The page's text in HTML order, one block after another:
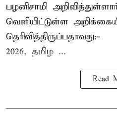
பழனிசாமி
வெளியிட்டுள்ள
தெரிவித்திருப்பதாவது:-
2026, தமிழ ...
Read